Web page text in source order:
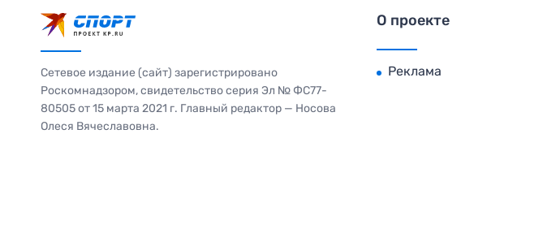
Сетевое издание (сайт) зарегистрировано
Роскомнадзором, свидетельство серия Эл № ФС77-
80505 от 15 марта 2021 г. Главный редактор — Носова
Олеся Вячеславовна.
О проекте
Реклама